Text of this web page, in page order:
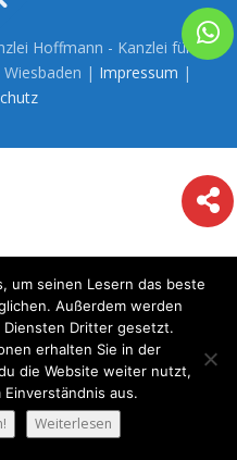
Hoffmann - Kanzlei für
| Impressum |
um seinen Lesern das beste
Außerdem werden
Dritter gesetzt.
erhalten Sie in der
die Website weiter nutzt,
aus.
Weiterlesen